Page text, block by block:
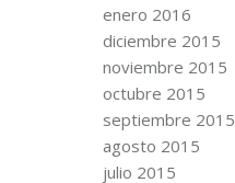
enero 2016
diciembre 2015
noviembre 2015
octubre 2015
septiembre 2015
agosto 2015
julio 2015